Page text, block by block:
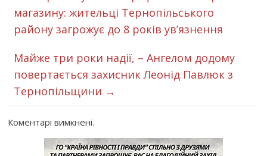
магазину: жительці Тернопільського
району загрожує до 8 років ув’язнення
Майже три роки надії, – Ангелом додому
повертається захисник Леонід Павлюк з
Тернопільщини →
Коментарі вимкнені.